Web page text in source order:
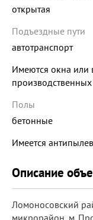
открытая
Подъездные пути
автотранспорт
Имеются окна или
Полы
бетонные
Имеется
Описание
Ломоносовский